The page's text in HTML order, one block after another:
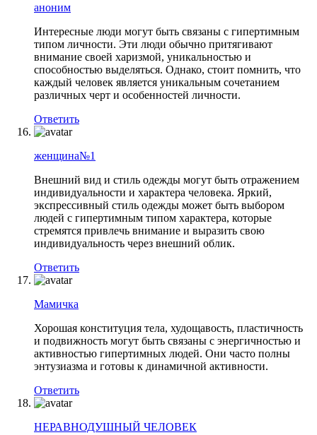
аноним
Интересные люди могут быть связаны с гипертимным
типом личности. Эти люди обычно притягивают
внимание своей харизмой, уникальностью и
способностью выделяться. Однако, стоит помнить, что
каждый человек является уникальным сочетанием
различных черт и особенностей личности.
Ответить
женщина№1
Внешний вид и стиль одежды могут быть отражением
индивидуальности и характера человека. Яркий,
экспрессивный стиль одежды может быть выбором
людей с гипертимным типом характера, которые
стремятся привлечь внимание и выразить свою
индивидуальность через внешний облик.
Ответить
Мамичка
Хорошая конституция тела, худощавость, пластичность
и подвижность могут быть связаны с энергичностью и
активностью гипертимных людей. Они часто полны
энтузиазма и готовы к динамичной активности.
Ответить
НЕРАВНОДУШНЫЙ ЧЕЛОВЕК